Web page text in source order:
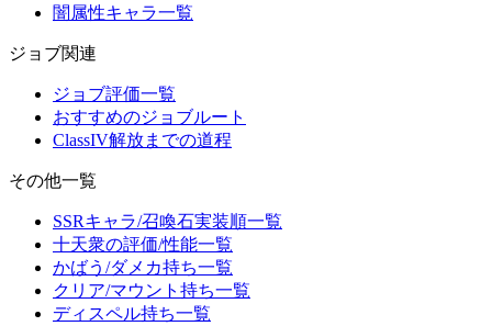
闇属性キャラ一覧
ジョブ関連
ジョブ評価一覧
おすすめのジョブルート
ClassIV解放までの道程
その他一覧
SSRキャラ/召喚石実装順一覧
十天衆の評価/性能一覧
かばう/ダメカ持ち一覧
クリア/マウント持ち一覧
ディスペル持ち一覧